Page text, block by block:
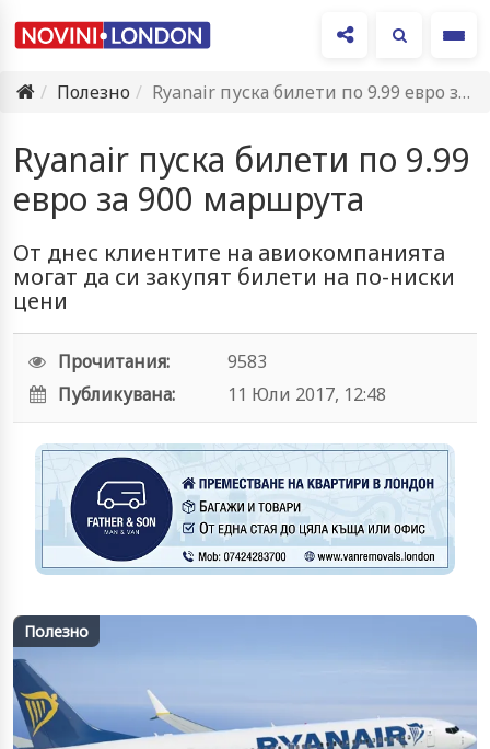
Полезно
Ryanair пуска билети по 9.99 евро за 900 маршрута
Ryanair пуска билети по 9.99
евро за 900 маршрута
От днес клиентите на авиокомпанията
могат да си закупят билети на по-ниски
цени
Прочитания:
9583
Публикувана:
11 Юли 2017, 12:48
Полезно